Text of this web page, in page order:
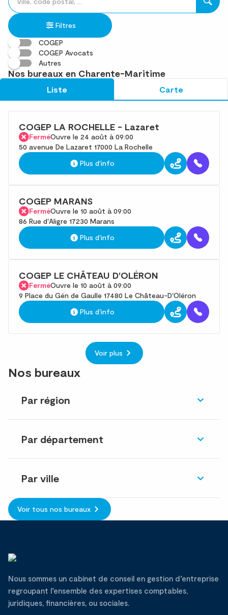
un
établissement
renseigner
une
adresse
résultat(s)
trouvé(s)
Filtres
COGEP
COGEP Avocats
Autres
Nos bureaux en Charente-Maritime
Liste Carte
COGEP LA ROCHELLE - Lazaret
FerméOuvre le 24 août à 09:00
50 avenue De Lazaret 17000 La Rochelle
Plus d'info
COGEP MARANS
FerméOuvre le 10 août à 09:00
86 Rue d'Aligre 17230 Marans
Plus d'info
COGEP LE CHÂTEAU D'OLÉRON
FerméOuvre le 10 août à 09:00
9 Place du Gén de Gaulle 17480 Le Château-D'Oléron
Plus d'info
Voir plus
Nos bureaux
Par région
Par département
Par ville
Voir tous nos bureaux
Nous sommes un cabinet de conseil en gestion d’entreprise
regroupant l’ensemble des expertises comptables,
juridiques, financières, ou sociales.